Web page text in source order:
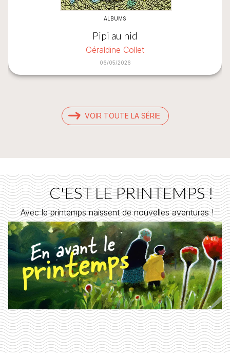
ALBUMS
Pipi au nid
Géraldine Collet
06/05/2026
VOIR TOUTE LA SÉRIE
C'EST LE PRINTEMPS !
Avec le printemps naissent de nouvelles aventures !